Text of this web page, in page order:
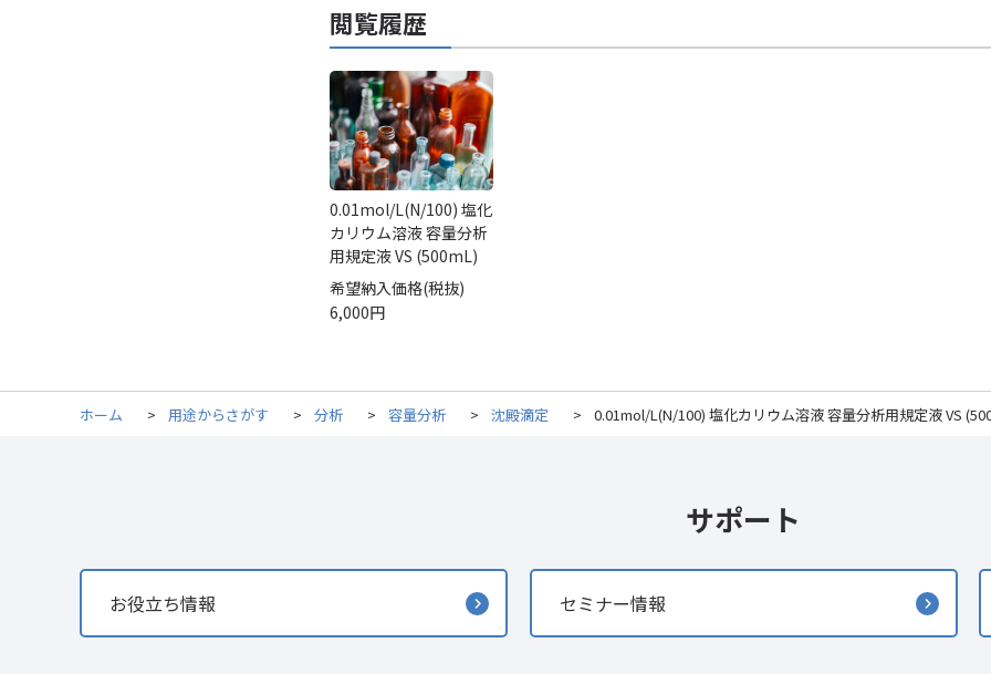
閲覧履歴
0.01mol/L(N/100) 塩化
カリウム溶液 容量分析
用規定液 VS (500mL)
希望納入価格(税抜)
6,000円
ホーム > 用途からさがす > 分析 > 容量分析 > 沈殿滴定 > 0.01mol/L(N/100) 塩化カリウム溶液 容量分析用規定液 VS
サポート
お役立ち情報 セミナー情報